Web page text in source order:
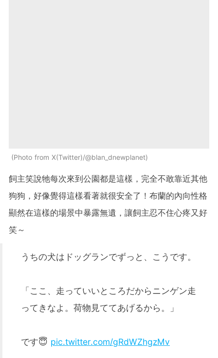
Photo from X(Twitter)/@blan_dnewplanet
飼主笑說牠每次來到公園都是這樣，完全不敢靠近其他
狗狗，好像覺得這樣看著就很安全了！布蘭的內向性格
顯然在這樣的場景中暴露無遺，讓飼主忍不住心疼又好
笑～
うちの犬はドッグランでずっと、こうです。
「ここ、走っていいところだからニンゲン走
ってきなよ。荷物見ててあげるから。」
です😇 pic.twitter.com/gRdWZhgzMv